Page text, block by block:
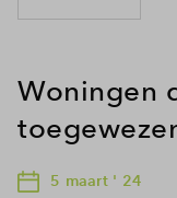
Woningen
5 maart ' 24